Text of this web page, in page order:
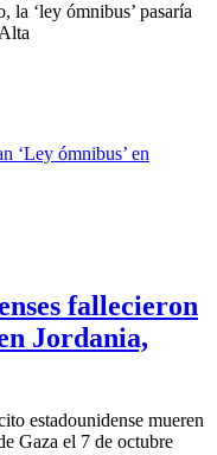
la ‘ley ómnibus’ pasaría
fallecieron
Jordania,
estadounidense mueren
Gaza el 7 de octubre